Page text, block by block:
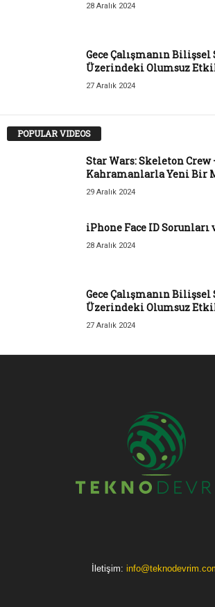
28 Aralık 2024
Gece Çalışmanın Bilişsel
Üzerindeki Olumsuz
27 Aralık 2024
POPULAR VIDEOS
Star Wars: Skeleton Crew
Kahramanlarla Yeni Bir
29 Aralık 2024
iPhone Face ID Sorunları
28 Aralık 2024
Gece Çalışmanın Bilişsel
Üzerindeki Olumsuz
27 Aralık 2024
İletişim: